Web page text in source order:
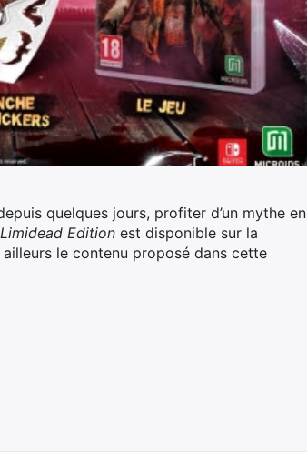
quelques jours, profiter d’un mythe en
Edition est disponible sur la
le contenu proposé dans cette